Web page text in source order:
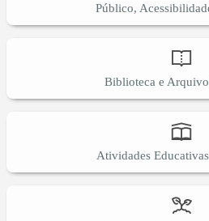
Público,
Biblioteca e
Atividades